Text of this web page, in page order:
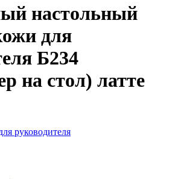
настольный
для
Б234
на стол) латте
руководителя